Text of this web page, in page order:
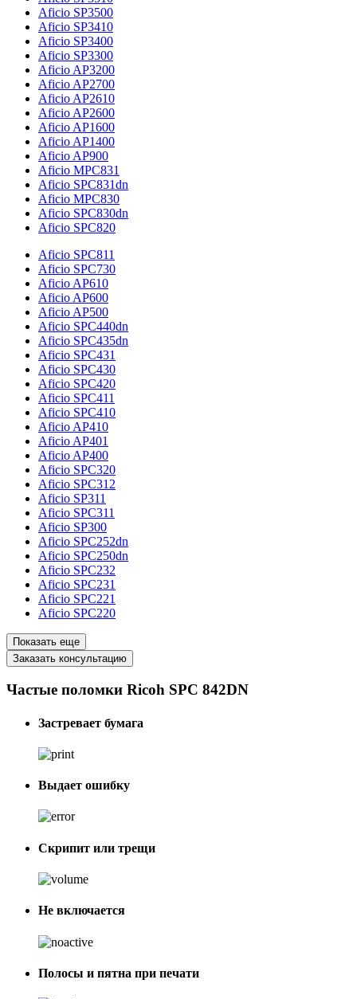
Aficio SP3500
Aficio SP3410
Aficio SP3400
Aficio SP3300
Aficio AP3200
Aficio AP2700
Aficio AP2610
Aficio AP2600
Aficio AP1600
Aficio AP1400
Aficio AP900
Aficio MPC831
Aficio SPC831dn
Aficio MPC830
Aficio SPC830dn
Aficio SPC820
Aficio SPC811
Aficio SPC730
Aficio AP610
Aficio AP600
Aficio AP500
Aficio SPC440dn
Aficio SPC435dn
Aficio SPC431
Aficio SPC430
Aficio SPC420
Aficio SPC411
Aficio SPC410
Aficio AP410
Aficio AP401
Aficio AP400
Aficio SPC320
Aficio SPC312
Aficio SP311
Aficio SPC311
Aficio SP300
Aficio SPC252dn
Aficio SPC250dn
Aficio SPC232
Aficio SPC231
Aficio SPC221
Aficio SPC220
Показать еще
Заказать консультацию
Частые поломки Ricoh SPC 842DN
Застревает бумага
Выдает ошибку
Скрипит или трещи
Не включается
Полосы и пятна при печати